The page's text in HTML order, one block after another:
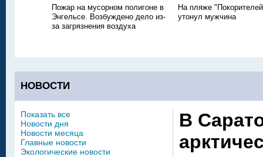
Пожар на мусорном полигоне в
Энгельсе. Возбуждено дело из-
за загрязнения воздуха
На пляже
утонул мужчина
НОВОСТИ
В
Показать все
Новости дня
Новости месяца
Главные новости
Экологические новости